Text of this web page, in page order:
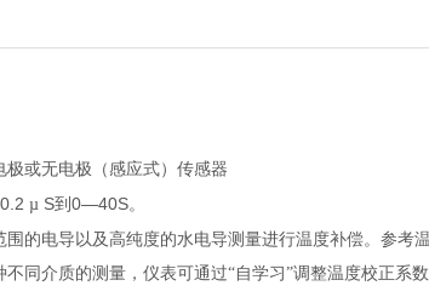
或无电极（感应式）传感器
0.2 µ S到 0—40S。
的电导以及高纯度的水电导测量进行温度补偿。参考
同介质的测量，仪表可通过“自学习”调整温度校正系数